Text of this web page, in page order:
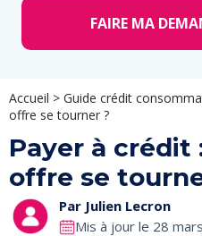
FAIRE MA
Accueil > Guide crédit
offre se tourner ?
Payer à crédit
offre se
Par Julien Lecron
Mis à jour le 28